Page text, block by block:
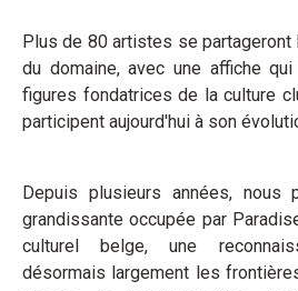
Plus de 80 artistes se
du domaine, avec une affiche
figures fondatrices de la culture
participent aujourd'hui à son
Depuis plusieurs années, nous
grandissante occupée par
culturel belge, une
désormais largement les